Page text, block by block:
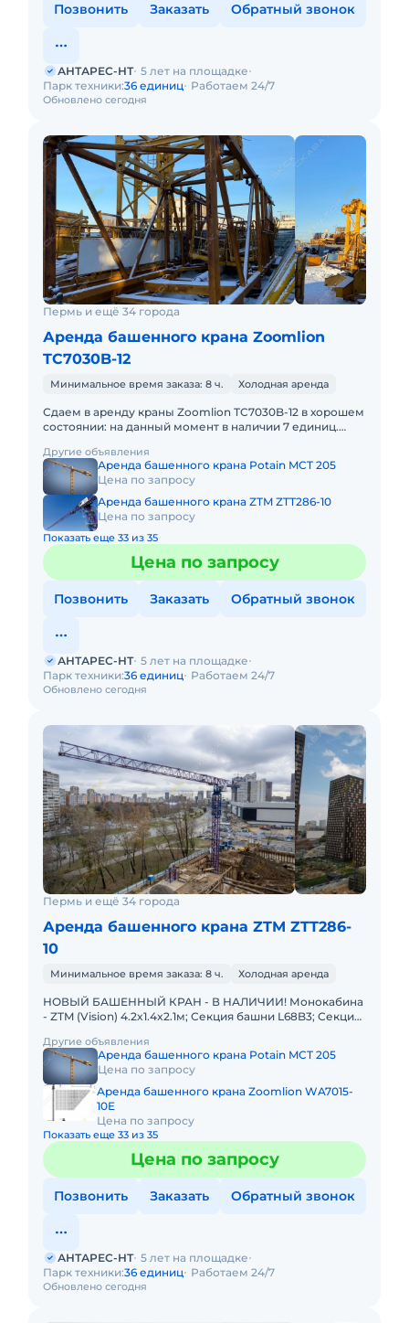
Позвонить Заказать Обратный звонок
Обновлено сегодня
АНТАРЕС-НТ 5 лет на площадке
Парк техники:36 единиц Работаем 24/7
Пермь и ещё 34 города
Аренда башенного крана Zoomlion
TC7030B-12
Минимальное время заказа: 8 ч. Холодная аренда
Сдаем в аренду краны Zoomlion TC7030B-12 в хорошем
состоянии: на данный момент в наличии 7 единиц.
стрелы 3 т.
Другие объявления
Аренда башенного крана Potain MCT 205
Цена по запросу
Аренда башенного крана ZTM ZTT286-10
Цена по запросу
Показать еще 33 из 35
Цена по запросу
Позвонить Заказать Обратный звонок
Обновлено сегодня
АНТАРЕС-НТ 5 лет на площадке
Парк техники:36 единиц Работаем 24/7
Пермь и ещё 34 города
Аренда башенного крана ZTM ZTT286-
10
Минимальное время заказа: 8 ч. Холодная аренда
НОВЫЙ БАШЕННЫЙ КРАН - В НАЛИЧИИ! Монокабина
- ZTM (Vision) 4.2x1.4x2.1м; Секция башни L68B3; Секции
Температу
Другие объявления
Аренда башенного крана Potain MCT 205
Цена по запросу
Аренда башенного крана Zoomlion WA7015-
10E
Цена по запросу
Показать еще 33 из 35
Цена по запросу
Позвонить Заказать Обратный звонок
Обновлено сегодня
АНТАРЕС-НТ 5 лет на площадке
Парк техники:36 единиц Работаем 24/7